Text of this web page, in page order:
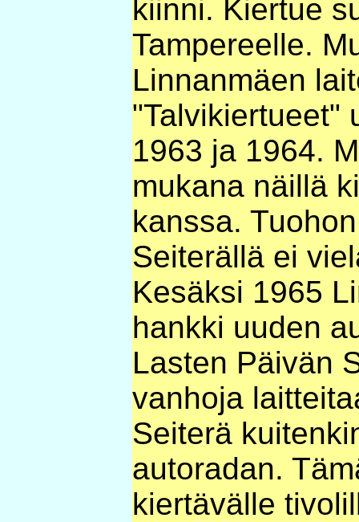
kiinni. Kiertue
Tampereelle.
Linnanmäen
"Talvikiertueet"
1963 ja 1964.
mukana näillä
kanssa.
Seiterällä ei
Kesäksi 1965
hankki uuden
Lasten Päivän
vanhoja
Seiterä
autoradan.
kiertävälle